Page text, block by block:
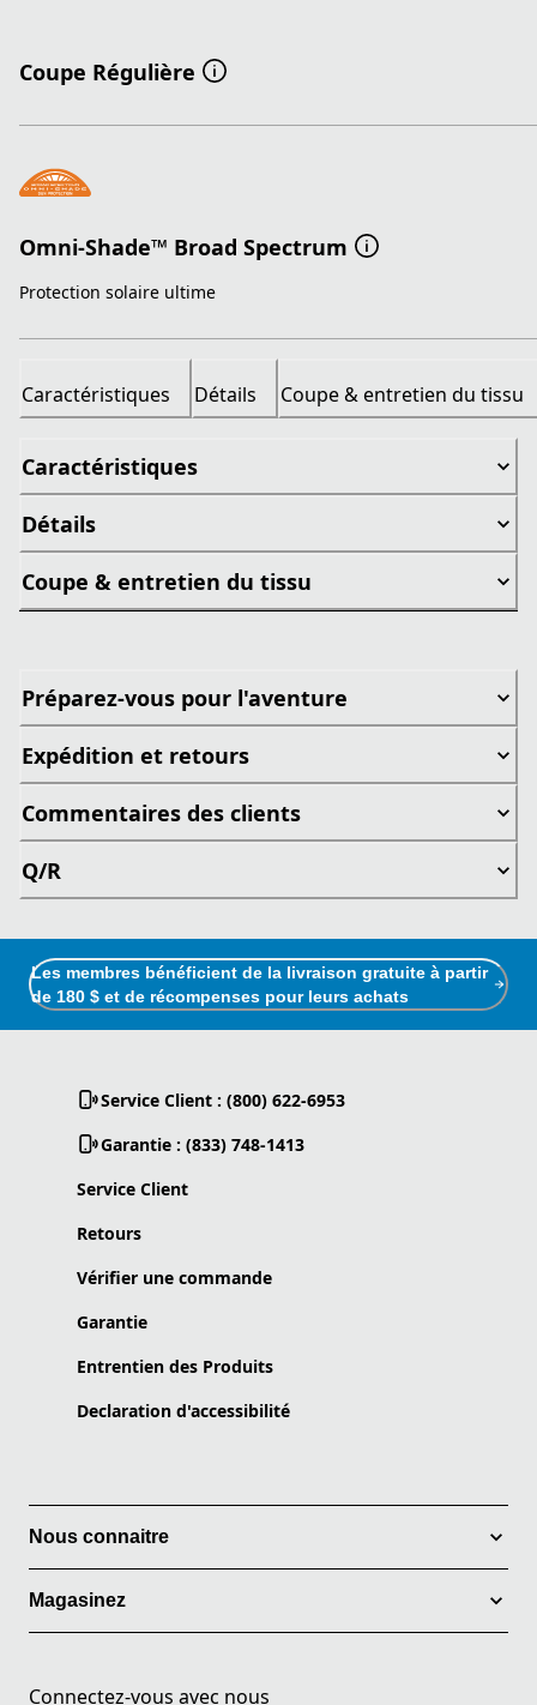
Coupe Régulière
Omni-Shade™ Broad Spectrum
Protection solaire ultime
Caractéristiques Détails Coupe & entretien du tissu
Caractéristiques
Détails
Coupe & entretien du tissu
Préparez-vous pour l'aventure
Expédition et retours
Commentaires des clients
Q/R
Les membres bénéficient de la livraison gratuite à partir
de 180 $ et de récompenses pour leurs achats
Service Client : (800) 622-6953
Garantie : (833) 748-1413
Service Client
Retours
Vérifier une commande
Garantie
Entrentien des Produits
Declaration d'accessibilité
Nous connaitre
Magasinez
Connectez-vous avec nous